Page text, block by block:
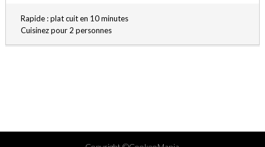
Rapide : plat cuit en 10 minutes
Cuisinez pour 2 personnes